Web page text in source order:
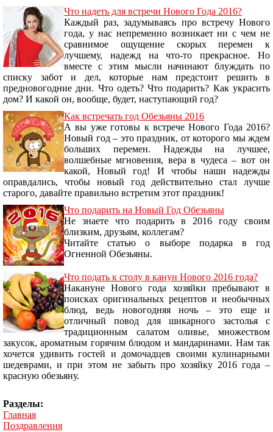
Что надеть для встречи Нового Года 2016?
Каждый раз, задумываясь про встречу Нового
года, у нас непременно возникает ни с чем не
сравнимое ощущение скорых перемен к
лучшему, надежд на что-то прекрасное. Но
вместе с этим мысли начинают блуждать по
списку забот и дел, которые нам предстоит решить в
предновогодние дни. Что одеть? Что подарить? Как украсить
дом? И какой он, вообще, будет, наступающий год?
Как встречать год Обезьяны 2016
А вы уже готовы к встрече Нового Года 2016?
Новый год – это праздник, от которого мы ждем
больших перемен. Надежды на лучшее,
волшебные мгновения, вера в чудеса – вот он
какой, Новый год! И чтобы наши надежды
оправдались, чтобы новый год действительно стал лучше
старого, давайте правильно встретим этот праздник!
Что подарить на Новый Год Обезьяны
Не знаете что подарить в 2016 году своим
близким, друзьям, коллегам?
Читайте статью о выборе подарка в год
Огненной Обезьяны.
Что подать к столу в канун Нового 2016 года?
Накануне Нового года хозяйки пребывают в
поисках оригинальных рецептов и необычных
блюд, ведь новогодняя ночь – это еще и
отличный повод для шикарного застолья с
традиционным салатом оливье, множеством
закусок, ароматным горячим блюдом и мандаринами. Нам так
хочется удивить гостей и домочадцев своими кулинарными
шедеврами, и при этом не забыть про хозяйку 2016 года –
красную обезьяну.
Разделы:
Главная
Поздравления